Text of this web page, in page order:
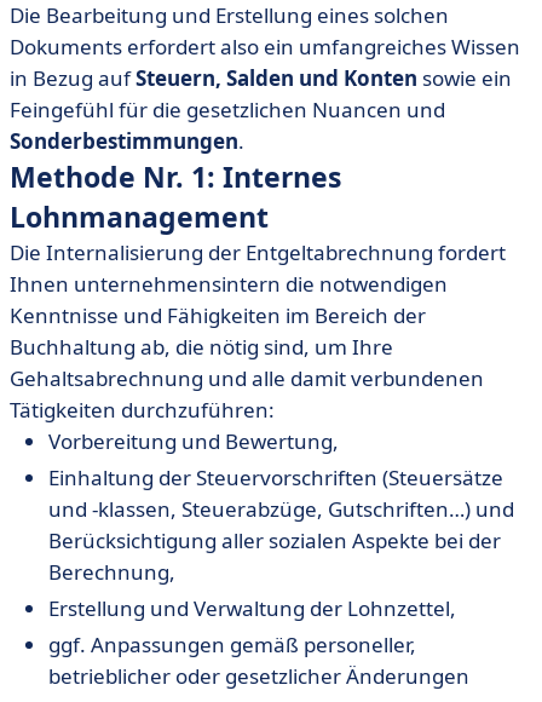
Die Bearbeitung und Erstellung eines solchen
Dokuments erfordert also ein umfangreiches Wissen
in Bezug aufSteuern, Salden und Konten sowie ein
Feingefühl für die gesetzlichen Nuancen und
Sonderbestimmungen.
Methode Nr. 1: Internes
Lohnmanagement
Die Internalisierung der Entgeltabrechnung fordert
Ihnen unternehmensintern die notwendigen
Kenntnisse und Fähigkeiten im Bereich der
Buchhaltung ab, die nötig sind, um Ihre
Gehaltsabrechnung und alle damit verbundenen
Tätigkeiten durchzuführen:
Vorbereitung und Bewertung,
Einhaltung der Steuervorschriften (Steuersätze
und -klassen, Steuerabzüge, Gutschriften…) und
Berücksichtigung aller sozialen Aspekte bei der
Berechnung,
Erstellung und Verwaltung der Lohnzettel,
ggf. Anpassungen gemäß personeller,
betrieblicher oder gesetzlicher Änderungen